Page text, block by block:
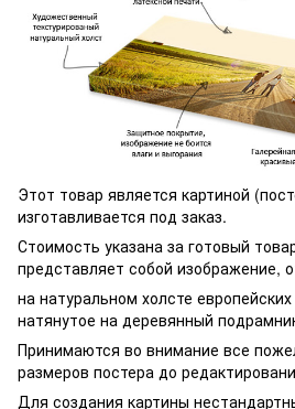
Этот товар является картиной
изготавливается под заказ.
Стоимость указана за готовый
представляет собой изображение,
на натуральном холсте
натянутое на деревянный
Принимаются во внимание все
размеров постера до
Для создания картины